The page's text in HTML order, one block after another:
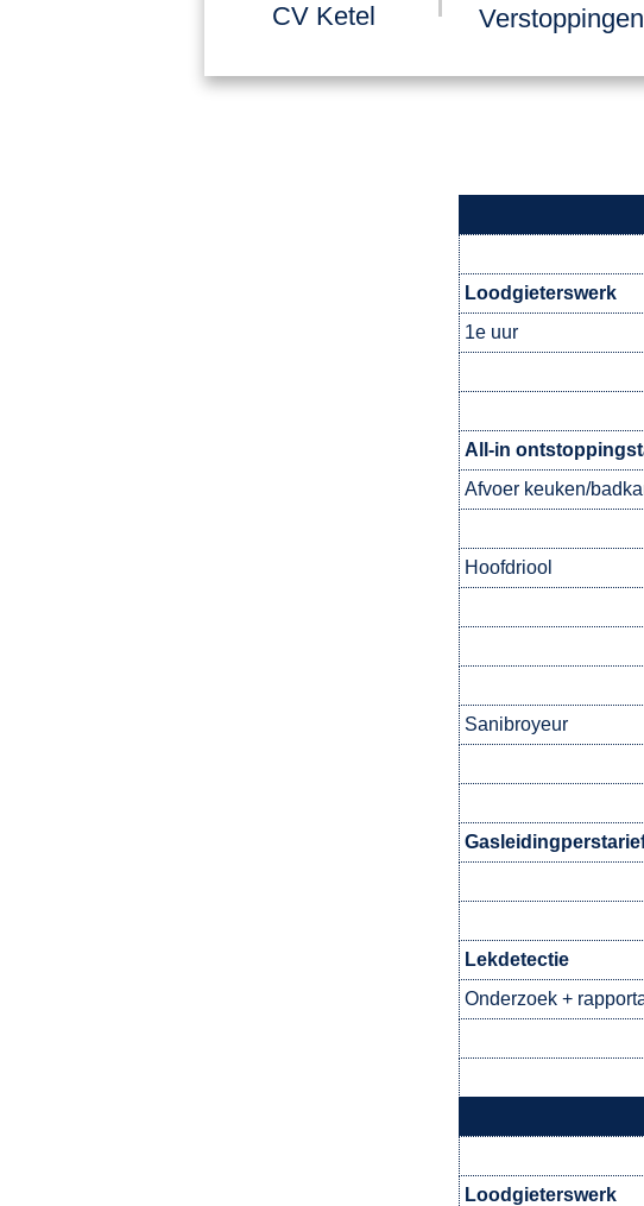
CV Ketel Verstoppingen
Loodgieterswerk
1e uur
All-in
Afvoer keuken/
Hoofdriool
Sanibroyeur
Lekdetectie
Onderzoek +
Loodgieterswerk